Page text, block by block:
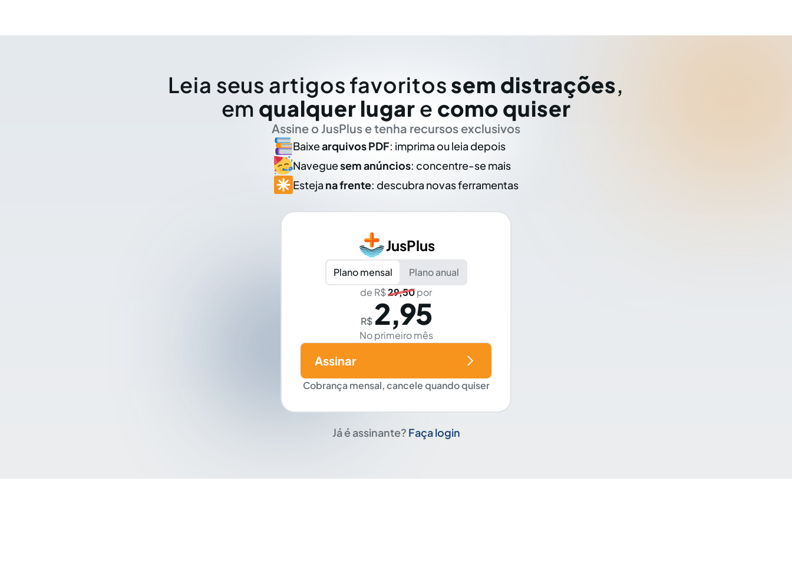
Leia seus artigos favoritos sem distrações,
em qualquer lugar e como quiser
Assine o JusPlus e tenha recursos exclusivos
Baixearquivos PDF: imprima ou leia depois
Naveguesem anúncios: concentre-se mais
Esteja na frente: descubra novas ferramentas
JusPlus
Plano mensal
Plano anual
de R$29,50por
R$ 2,95
No primeiro mês
Cobrança mensal, cancele quando quiser
Assinar
Já é assinante? Faça login